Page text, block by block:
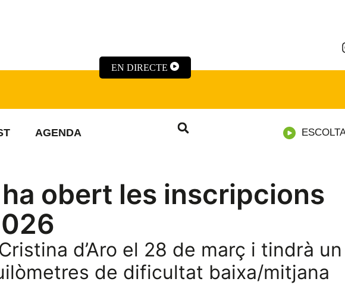
EN DIRECTE
AGENDA
obert les inscripcions
d’Aro el 28 de març i tindrà un
de dificultat baixa/mitjana